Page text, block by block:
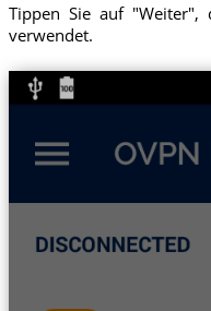
Tippen Sie auf "Weiter",
verwendet.